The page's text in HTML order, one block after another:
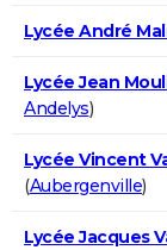
Lycée André
Lycée Jean
Andelys)
Lycée Vincent
(Aubergenville)
Lycée Jacques